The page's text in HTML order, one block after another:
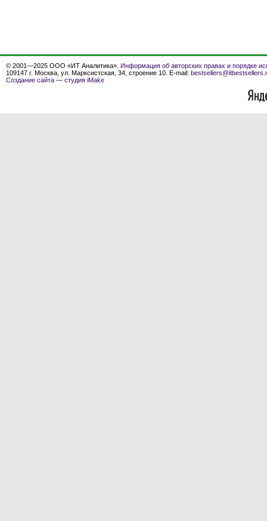
© 2001—2025 ООО «ИТ Аналитика». Информация об авторских правах и порядке
109147 г. Москва, ул. Марксистская, 34, строение 10. E-mail:
Создание сайта — студия iMake